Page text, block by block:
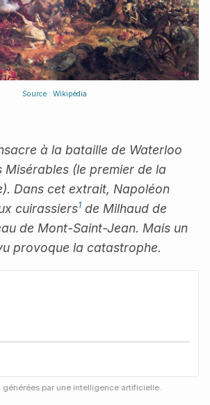
Source : Wikipédia
à la bataille de Waterloo
Misérables (le premier de la
Dans cet extrait, Napoléon
cuirassiers1 de Milhaud de
de Mont-Saint-Jean. Mais un
provoque la catastrophe.
par une intelligence artificielle.